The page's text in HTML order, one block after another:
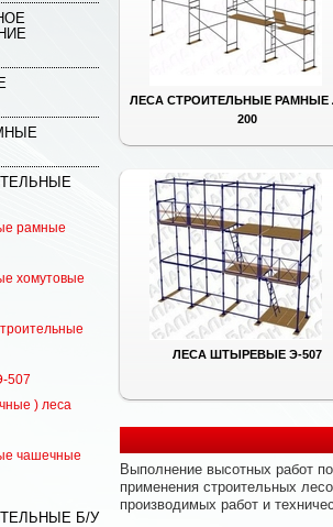
рамные
хомутовые
507
) леса
чашечные
Б/У
ЛЕСА СТРОИТЕЛЬНЫЕ РАМНЫЕ
200
ЛЕСА ШТЫРЕВЫЕ Э-507
Выполнение высотных работ
применения строительных
производимых работ и